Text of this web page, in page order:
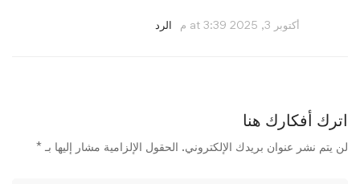
أكتوبر 3, 2025 at 3:39 م الرد
اترك أفكارك هنا
لن يتم نشر عنوان بريدك الإلكتروني. الحقول الإلزامية مشار إليها بـ *